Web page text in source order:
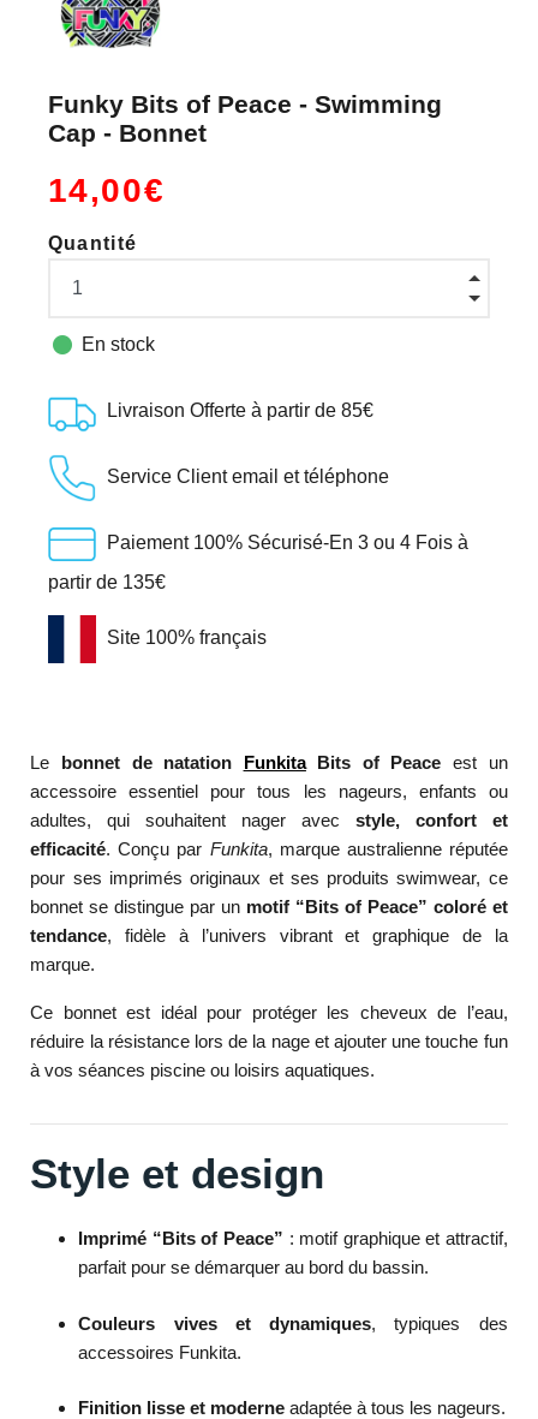
Funky Bits of Peace - Swimming
Cap - Bonnet
14,00€
Quantité
 En stock
Livraison Offerte à partir de 85€
Service Client email et téléphone
Paiement 100% Sécurisé-En 3 ou 4 Fois à
partir de 135€
Site 100% français
Le bonnet de natation FunkitaBits of Peace est un
accessoire essentiel pour tous les nageurs, enfants ou
adultes, qui souhaitent nager avec style, confort et
efficacité. Conçu par Funkita, marque australienne réputée
pour ses imprimés originaux et ses produits swimwear, ce
bonnet se distingue par un motif “Bits of Peace” coloré et
tendance, fidèle à l’univers vibrant et graphique de la
marque.
Ce bonnet est idéal pour protéger les cheveux de l’eau,
réduire la résistance lors de la nage et ajouter une touche fun
à vos séances piscine ou loisirs aquatiques.
Style et design
Imprimé “Bits of Peace” : motif graphique et attractif,
parfait pour se démarquer au bord du bassin.
Couleurs vives et dynamiques, typiques des
accessoires Funkita.
Finition lisse et moderne adaptée à tous les nageurs.